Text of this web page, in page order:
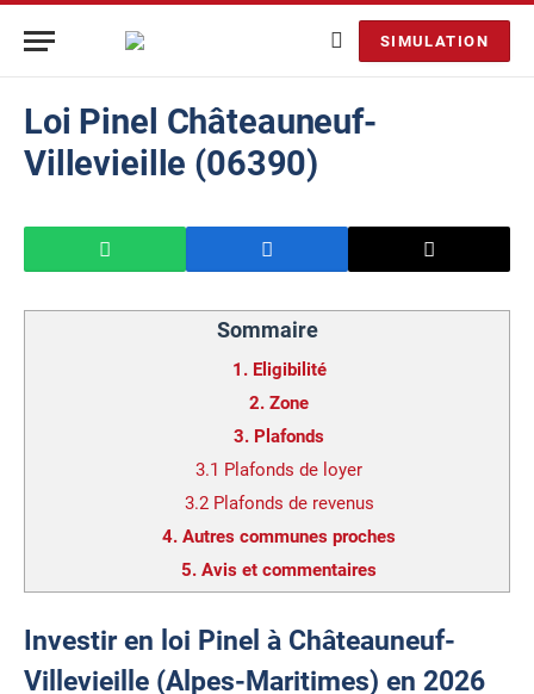
SIMULATION
Loi Pinel Châteauneuf-
Villevieille (06390)
Sommaire
1. Eligibilité
2. Zone
3. Plafonds
3.1 Plafonds de loyer
3.2 Plafonds de revenus
4. Autres communes proches
5. Avis et commentaires
Investir en loi Pinel à Châteauneuf-
Villevieille (Alpes-Maritimes) en 2026